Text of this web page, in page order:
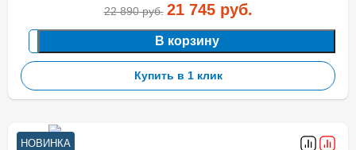
22 890руб. 21 745руб.
В корзину
Купить в 1 клик
НОВИНКА